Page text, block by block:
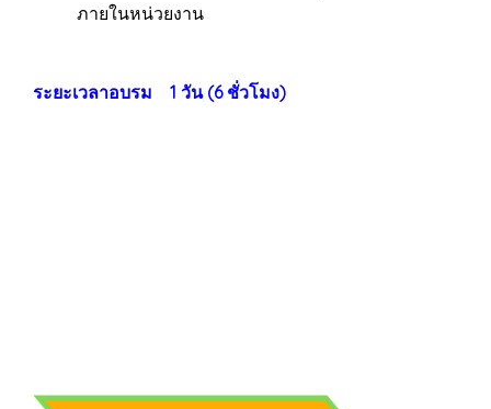
ภายในหน่วยงาน
ระยะเวลาอบรม 1 วัน (6 ชั่วโมง)